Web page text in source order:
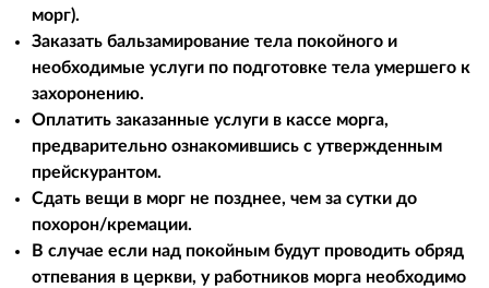
морг).
Заказать бальзамирование тела покойного и
необходимые услуги по подготовке тела умершего к
захоронению.
Оплатить заказанные услуги в кассе морга,
предварительно ознакомившись с утвержденным
прейскурантом.
Сдать вещи в морг не позднее, чем за сутки до
похорон/кремации.
В случае если над покойным будут проводить обряд
отпевания в церкви, у работников морга необходимо